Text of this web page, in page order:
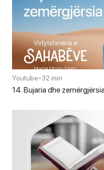
Youtube•32 min
14. Bujaria dhe